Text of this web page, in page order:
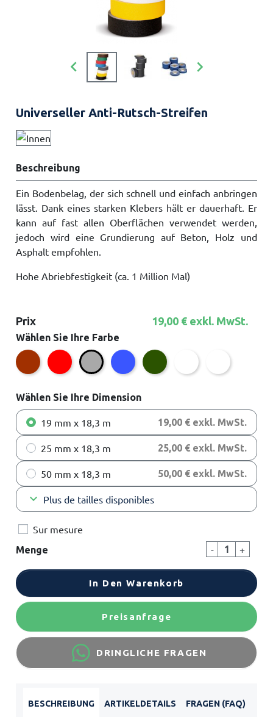
 
Universeller Anti-Rutsch-Streifen
Beschreibung
Ein Bodenbelag, der sich schnell und einfach anbringen
lässt. Dank eines starken Klebers hält er dauerhaft. Er
kann auf fast allen Oberflächen verwendet werden,
jedoch wird eine Grundierung auf Beton, Holz und
Asphalt empfohlen.
Hohe Abriebfestigkeit (ca. 1 Million Mal)
Prix 19,00 € exkl. MwSt.
Wählen Sie Ihre Farbe
Braun Rot Grau Blau Grün Weiß Transparent
Wählen Sie Ihre Dimension
19 mm x 18,3 m 19,00 € exkl. MwSt.
25 mm x 18,3 m 25,00 € exkl. MwSt.
50 mm x 18,3 m 50,00 € exkl. MwSt.
keyboard_arrow_down Plus de tailles disponibles
Sur mesure
Menge - +
In Den Warenkorb
Preisanfrage
DRINGLICHE FRAGEN
BESCHREIBUNG ARTIKELDETAILS FRAGEN (FAQ)